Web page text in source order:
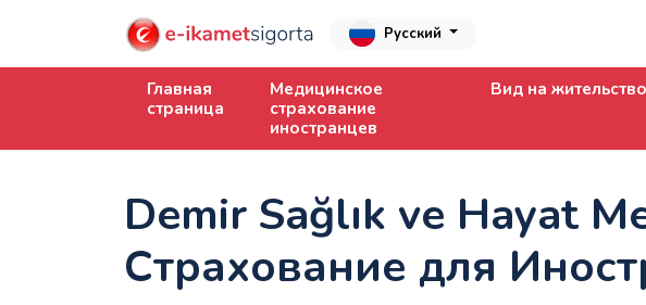
Русский
Главная
страница
Медицинское
страхование
иностранцев
Вид на жительство
Demir Sağlık ve Hayat
Страхование для